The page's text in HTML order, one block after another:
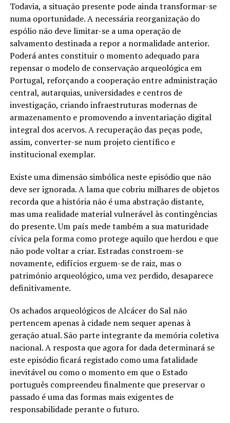
Todavia, a situação presente pode ainda transformar-se
numa oportunidade. A necessária reorganização do
espólio não deve limitar-se a uma operação de
salvamento destinada a repor a normalidade anterior.
Poderá antes constituir o momento adequado para
repensar o modelo de conservação arqueológica em
Portugal, reforçando a cooperação entre administração
central, autarquias, universidades e centros de
investigação, criando infraestruturas modernas de
armazenamento e promovendo a inventariação digital
integral dos acervos. A recuperação das peças pode,
assim, converter-se num projeto científico e
institucional exemplar.
Existe uma dimensão simbólica neste episódio que não
deve ser ignorada. A lama que cobriu milhares de objetos
recorda que a história não é uma abstração distante,
mas uma realidade material vulnerável às contingências
do presente. Um país mede também a sua maturidade
cívica pela forma como protege aquilo que herdou e que
não pode voltar a criar. Estradas constroem-se
novamente, edifícios erguem-se de raiz, mas o
património arqueológico, uma vez perdido, desaparece
definitivamente.
Os achados arqueológicos de Alcácer do Sal não
pertencem apenas à cidade nem sequer apenas à
geração atual. São parte integrante da memória coletiva
nacional. A resposta que agora for dada determinará se
este episódio ficará registado como uma fatalidade
inevitável ou como o momento em que o Estado
português compreendeu finalmente que preservar o
passado é uma das formas mais exigentes de
responsabilidade perante o futuro.